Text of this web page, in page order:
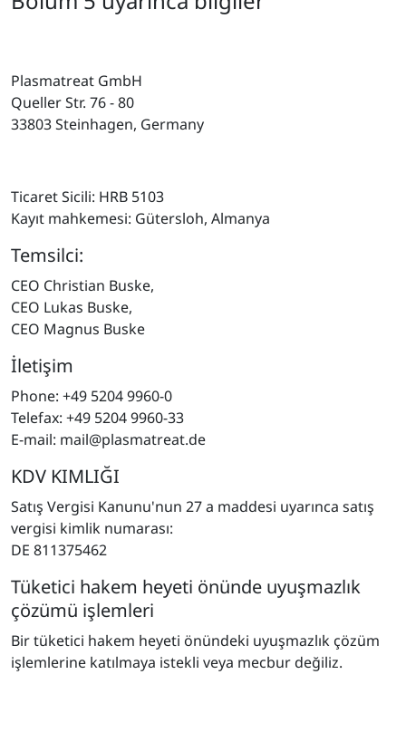
Plasmatreat GmbH
Queller Str. 76 - 80
33803 Steinhagen, Germany
Ticaret Sicili: HRB 5103
Kayıt mahkemesi: Gütersloh, Almanya
Temsilci:
CEO Christian Buske,
CEO Lukas Buske,
CEO Magnus Buske
İletişim
Phone: +49 5204 9960-0
Telefax: +49 5204 9960-33
E-mail: mail@plasmatreat.de
KDV KIMLIĞI
Satış Vergisi Kanunu'nun 27 a maddesi uyarınca satış
vergisi kimlik numarası:
DE 811375462
Tüketici hakem heyeti önünde uyuşmazlık
çözümü işlemleri
Bir tüketici hakem heyeti önündeki uyuşmazlık çözüm
işlemlerine katılmaya istekli veya mecbur değiliz.